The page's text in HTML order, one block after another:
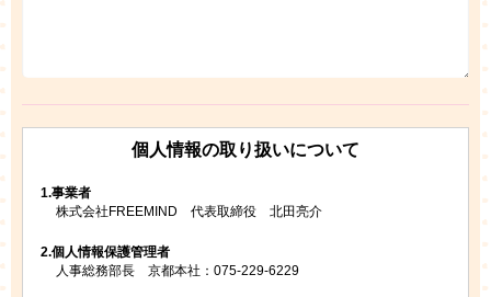
個人情報の取り扱いについて
1.事業者
株式会社FREEMIND 代表取締役 北田亮介
2.個人情報保護管理者
人事総務部長 京都本社：075-229-6229